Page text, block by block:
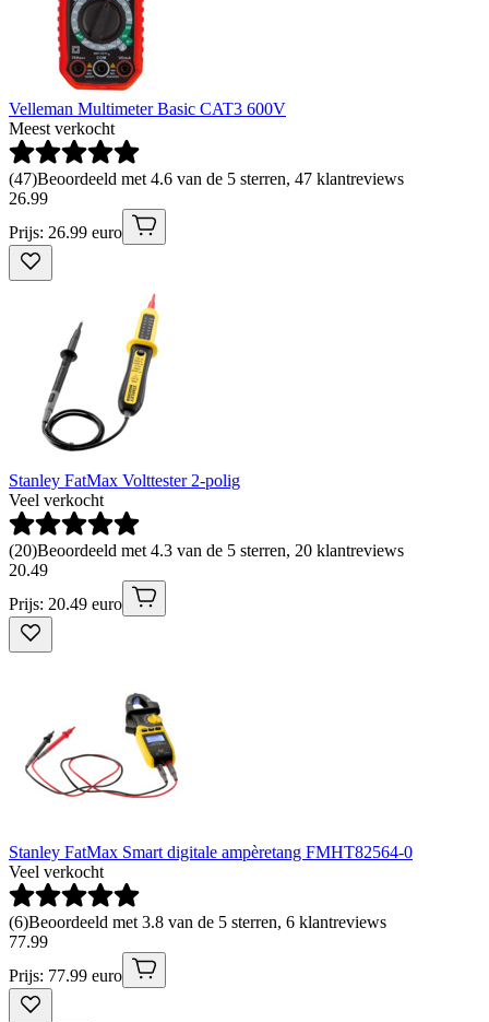
Velleman Multimeter Basic CAT3 600V
Meest verkocht
(47)Beoordeeld met 4.6 van de 5 sterren, 47 klantreviews
26.99
Prijs: 26.99 euro
Stanley FatMax Volttester 2-polig
Veel verkocht
(20)Beoordeeld met 4.3 van de 5 sterren, 20 klantreviews
20.49
Prijs: 20.49 euro
Stanley FatMax Smart digitale ampèretang FMHT82564-0
Veel verkocht
(6)Beoordeeld met 3.8 van de 5 sterren, 6 klantreviews
77.99
Prijs: 77.99 euro